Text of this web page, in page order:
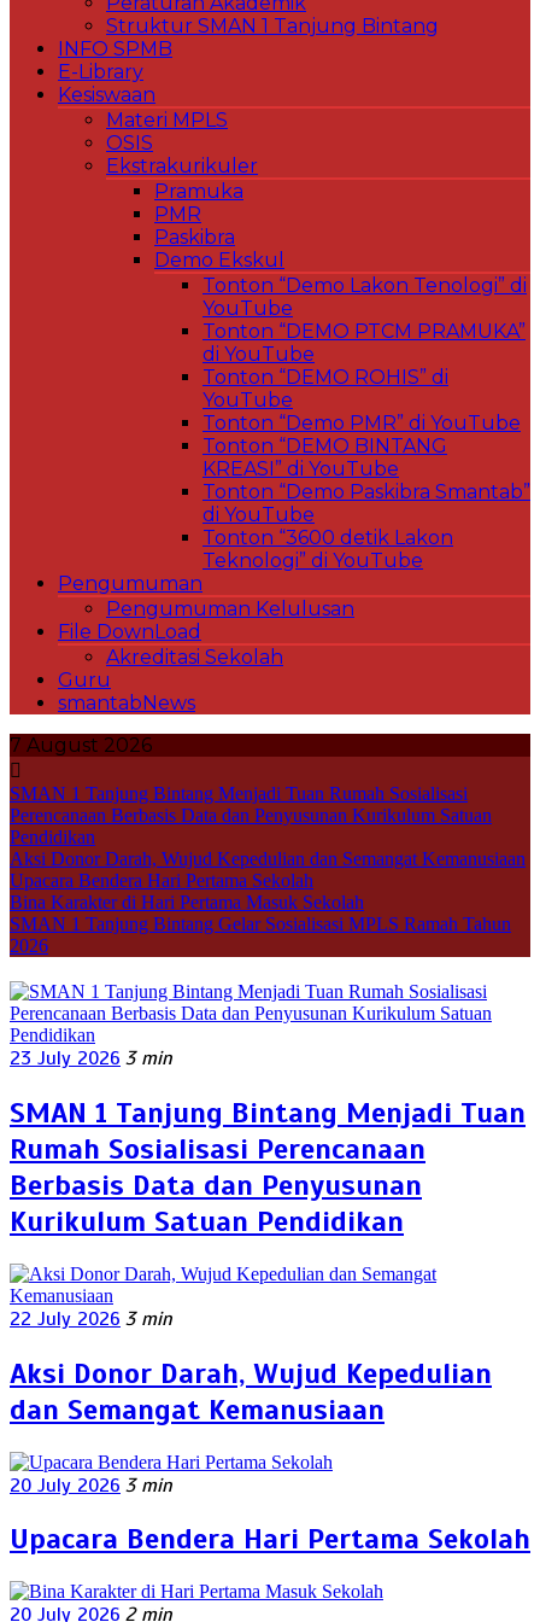
Struktur SMAN 1 Tanjung Bintang
INFO SPMB
E-Library
Kesiswaan
Materi MPLS
OSIS
Ekstrakurikuler
Pramuka
PMR
Paskibra
Demo Ekskul
Tonton “Demo Lakon Tenologi” di
YouTube
Tonton “DEMO PTCM PRAMUKA”
di YouTube
Tonton “DEMO ROHIS” di
YouTube
Tonton “Demo PMR” di YouTube
Tonton “DEMO BINTANG
KREASI” di YouTube
Tonton “Demo Paskibra Smantab”
di YouTube
Tonton “3600 detik Lakon
Teknologi” di YouTube
Pengumuman
Pengumuman Kelulusan
File DownLoad
Akreditasi Sekolah
Guru
smantabNews
7 August 2026
SMAN 1 Tanjung Bintang Menjadi Tuan Rumah Sosialisasi
Perencanaan Berbasis Data dan Penyusunan Kurikulum Satuan
Pendidikan
Aksi Donor Darah, Wujud Kepedulian dan Semangat Kemanusiaan
Upacara Bendera Hari Pertama Sekolah
Bina Karakter di Hari Pertama Masuk Sekolah
SMAN 1 Tanjung Bintang Gelar Sosialisasi MPLS Ramah Tahun
2026
23 July 2026 3 min
SMAN 1 Tanjung Bintang Menjadi Tuan
Rumah Sosialisasi Perencanaan
Berbasis Data dan Penyusunan
Kurikulum Satuan Pendidikan
22 July 2026 3 min
Aksi Donor Darah, Wujud Kepedulian
dan Semangat Kemanusiaan
20 July 2026 3 min
Upacara Bendera Hari Pertama Sekolah
20 July 2026 2 min